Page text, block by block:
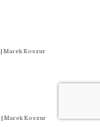
Marek Koszur
| Marek Koszur